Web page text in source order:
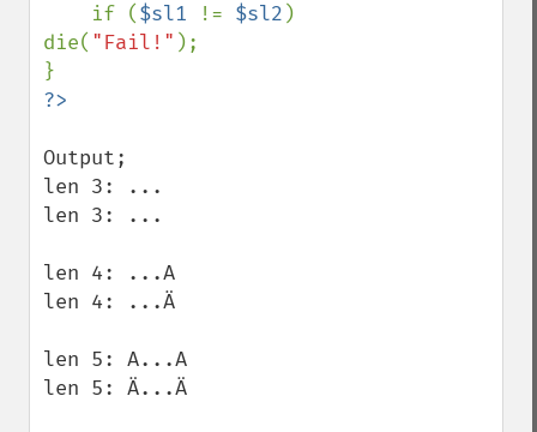
    if (
$sl1 != $sl2 )
die( "Fail!" );
Output;
len 3: ...
len 3: ...
len 4: ...A
len 4: ...Ä
len 5: A...A
len 5: Ä...Ä